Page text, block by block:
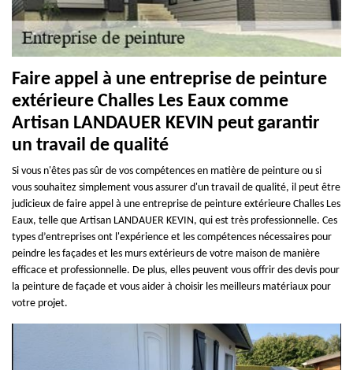
Faire appel à une entreprise de peinture
extérieure Challes Les Eaux comme
Artisan LANDAUER KEVIN peut garantir
un travail de qualité
Si vous n'êtes pas sûr de vos compétences en matière de peinture ou si
vous souhaitez simplement vous assurer d'un travail de qualité, il peut être
judicieux de faire appel à une entreprise de peinture extérieure Challes Les
Eaux, telle que Artisan LANDAUER KEVIN, qui est très professionnelle. Ces
types d’entreprises ont l'expérience et les compétences nécessaires pour
peindre les façades et les murs extérieurs de votre maison de manière
efficace et professionnelle. De plus, elles peuvent vous offrir des devis pour
la peinture de façade et vous aider à choisir les meilleurs matériaux pour
votre projet.